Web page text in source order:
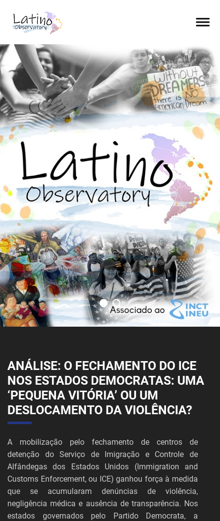
ANÁLISE: O FECHAMENTO DO ICE
NOS ESTADOS DEMOCRATAS: UMA
‘PEQUENA VITÓRIA’ OU UM
DESLOCAMENTO DA VIOLÊNCIA?
A mobilização pelo fechamento de centros de
detenção do Serviço de Imigração e Controle de
Alfândegas dos Estados Unidos (Immigration and
Customs Enforcement, ou ICE) ganhou força à medida
que se acumularam denúncias de violência,
negligência médica e ausência de transparência. Nos
estados governados pelo Partido Democrata, a